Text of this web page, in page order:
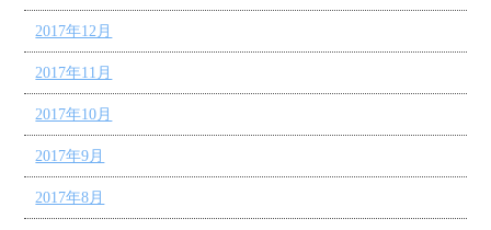
2017年12月
2017年11月
2017年10月
2017年9月
2017年8月